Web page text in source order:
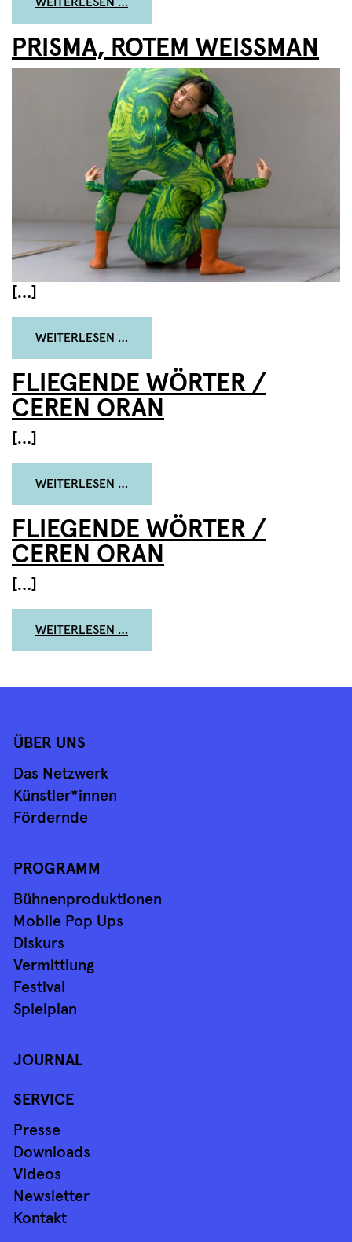
PRISMA, ROTEM WEISSMAN
[…]
WEITERLESEN …
FLIEGENDE WÖRTER /
CEREN ORAN
[…]
WEITERLESEN …
FLIEGENDE WÖRTER /
CEREN ORAN
[…]
WEITERLESEN …
ÜBER UNS
Das Netzwerk
Künstler*innen
Fördernde
PROGRAMM
Bühnenproduktionen
Mobile Pop Ups
Diskurs
Vermittlung
Festival
Spielplan
JOURNAL
SERVICE
Presse
Downloads
Videos
Newsletter
Kontakt